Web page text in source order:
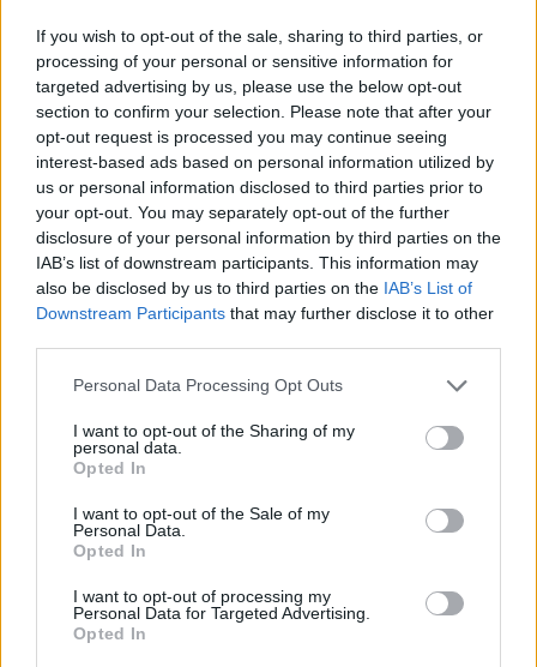
If you wish to opt-out of the sale, sharing to third parties, or
processing of your personal or sensitive information for
targeted advertising by us, please use the below opt-out
section to confirm your selection. Please note that after your
opt-out request is processed you may continue seeing
interest-based ads based on personal information utilized by
us or personal information disclosed to third parties prior to
your opt-out. You may separately opt-out of the further
disclosure of your personal information by third parties on the
IAB’s list of downstream participants. This information may
also be disclosed by us to third parties on the IAB’s List of
Downstream Participants that may further disclose it to other
Please note that this website/app uses one or more Google
not limited to your visit or usage behaviour. You may click to
grant or deny consent to Google and its third-party tags to
use your data for below specified purposes in below Google
consent section.
Personal Data Processing Opt Outs
I want to opt-out of the Sharing of my
personal data.
Opted In
I want to opt-out of the Sale of my
Personal Data.
Opted In
I want to opt-out of processing my
Personal Data for Targeted Advertising.
Opted In
Για το ρεύμα εισόδου η απαγόρευση θα ισχύει
την Κυριακή 29 Οκτωβρίου 2023, από ώρα
16:00 έως 23:00.
ΔΙΑΦΗΜΙΣΗ
Αν τα χάσατε